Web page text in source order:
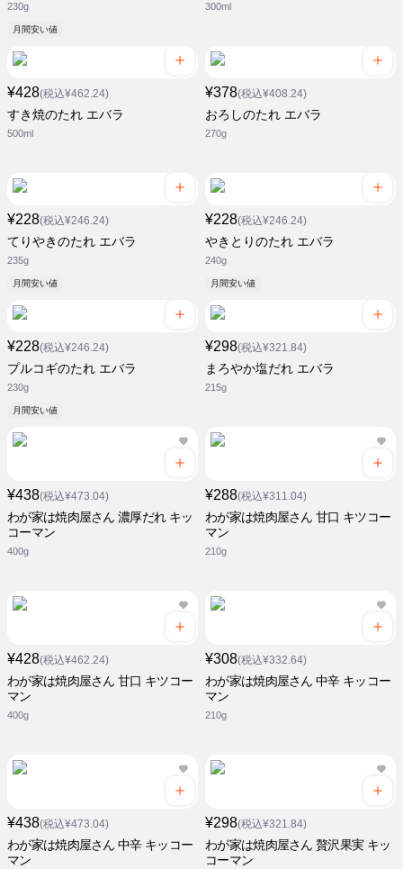
230g
月間安い値
300ml
¥428(税込¥462.24)
すき焼のたれ エバラ
500ml
¥378(税込¥408.24)
おろしのたれ エバラ
270g
¥228(税込¥246.24)
てりやきのたれ エバラ
235g
月間安い値
¥228(税込¥246.24)
やきとりのたれ エバラ
240g
月間安い値
¥228(税込¥246.24)
プルコギのたれ エバラ
230g
月間安い値
¥298(税込¥321.84)
まろやか塩だれ エバラ
215g
¥438(税込¥473.04)
わが家は焼肉屋さん 濃厚だれ キッ
コーマン
400g
¥288(税込¥311.04)
わが家は焼肉屋さん 甘口 キツコー
マン
210g
¥428(税込¥462.24)
わが家は焼肉屋さん 甘口 キツコー
マン
400g
¥308(税込¥332.64)
わが家は焼肉屋さん 中辛 キッコー
マン
210g
¥438(税込¥473.04)
わが家は焼肉屋さん 中辛 キッコー
マン
¥298(税込¥321.84)
わが家は焼肉屋さん 贅沢果実 キッ
コーマン